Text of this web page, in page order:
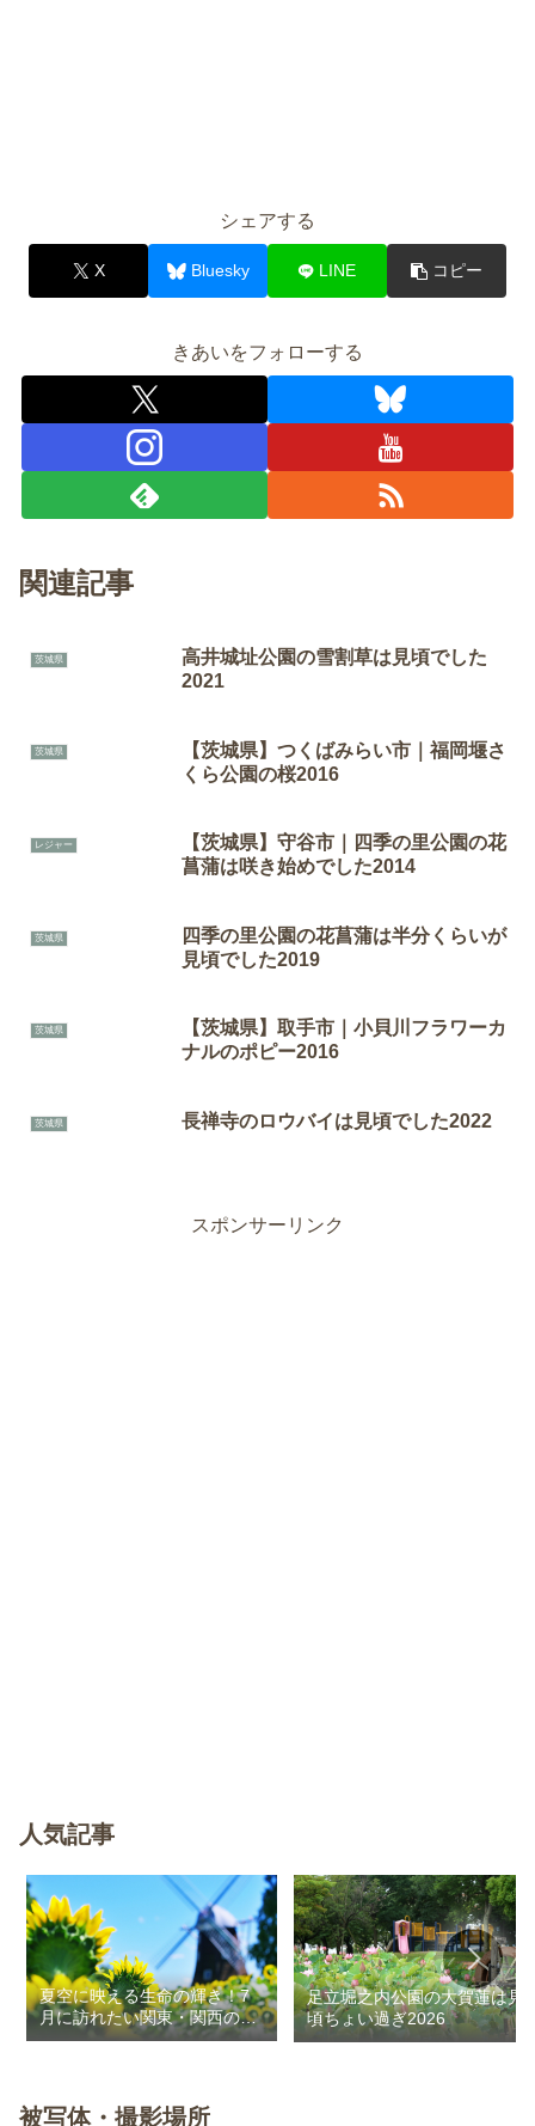
シェアする
X Bluesky LINE コピー
きあいをフォローする
関連記事
茨城県
高井城址公園の雪割草は見頃でした
2021
茨城県
【茨城県】つくばみらい市｜福岡堰さ
くら公園の桜2016
レジャー
【茨城県】守谷市｜四季の里公園の花
菖蒲は咲き始めでした2014
茨城県
四季の里公園の花菖蒲は半分くらいが
見頃でした2019
茨城県
【茨城県】取手市｜小貝川フラワーカ
ナルのポピー2016
茨城県 長禅寺のロウバイは見頃でした2022
スポンサーリンク
人気記事
夏空に映える生命の輝き！7
月に訪れたい関東・関西のお
花畑
足立堀之内公園の大賀蓮は見
頃ちょい過ぎ2026
被写体・撮影場所